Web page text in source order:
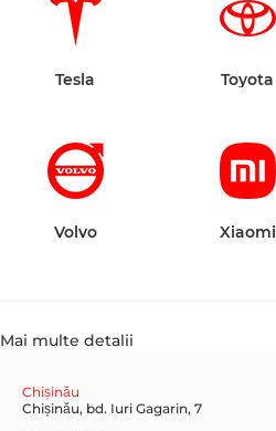
Tesla Toyota
Volvo Xiaomi
Mai multe detalii
Chișinău
Chișinău, bd. Iuri Gagarin, 7